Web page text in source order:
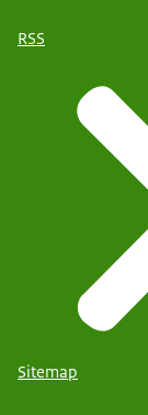
RSS
Sitemap